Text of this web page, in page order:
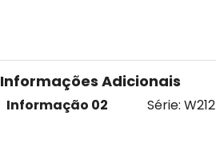
Informações Adicionais
Informação 02 Série: W212